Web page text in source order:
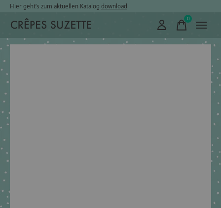
Hier geht’s zum aktuellen Katalog download
0items